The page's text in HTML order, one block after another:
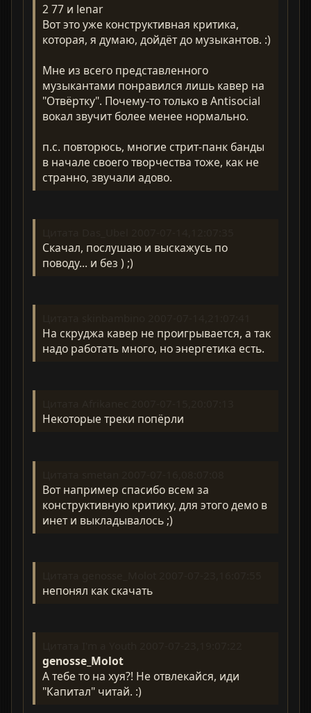
2 77 и lenar
Вот это уже конструктивная критика,
которая, я думаю, дойдёт до музыкантов. :)
Мне из всего представленного
музыкантами понравился лишь кавер на
"Отвёртку". Почему-то только в Antisocial
вокал звучит более менее нормально.
п.с. повторюсь, многие стрит-панк банды
в начале своего творчества тоже, как не
странно, звучали адово.
Скачал, послушаю и выскажусь по
поводу... и без ) ;)
На скруджа кавер не проигрывается, а так
надо работать много, но энергетика есть.
Некоторые треки попёрли
Вот например спасибо всем за
конструктивную критику, для этого демо в
инет и выкладывалось ;)
непонял как скачать
genosse_Molot
А тебе то на хуя?! Не отвлекайся, иди
"Капитал" читай. :)